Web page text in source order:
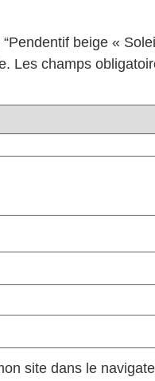
beige «
Les champs
site dans le